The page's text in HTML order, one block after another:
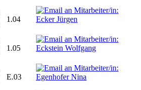
1.04
1.05
E.03